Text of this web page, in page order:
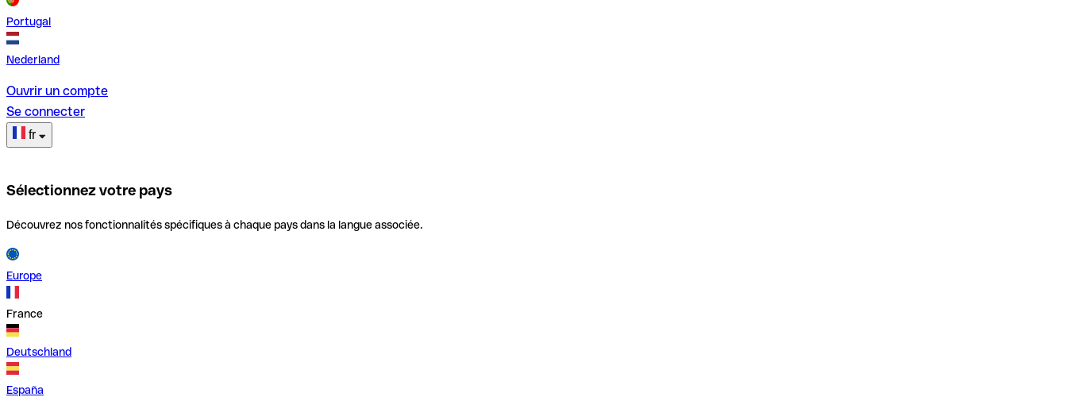
Portugal
Nederland
Ouvrir un compte
Se connecter
fr
Sélectionnez votre pays
Découvrez nos fonctionnalités spécifiques à chaque pays dans la langue associée.
Europe
France
Deutschland
España